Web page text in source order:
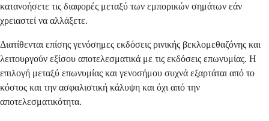
κατανοήσετε τις διαφορές μεταξύ των εμπορικών σημάτων εάν
χρειαστεί να αλλάξετε.
Διατίθενται επίσης γενόσημες εκδόσεις ρινικής βεκλομεθαζόνης και
λειτουργούν εξίσου αποτελεσματικά με τις εκδόσεις επωνυμίας. Η
επιλογή μεταξύ επωνυμίας και γενοσήμου συχνά εξαρτάται από το
κόστος και την ασφαλιστική κάλυψη και όχι από την
αποτελεσματικότητα.